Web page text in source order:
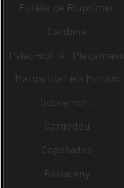
Eulàlia de Riuprimer
Cardona
Palau-solità i Plegamans
Margarida i els Monjos
Sobremunt
Cardedeu
Capellades
Balsareny